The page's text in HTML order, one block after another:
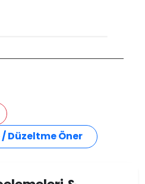
Düzeltme Öner